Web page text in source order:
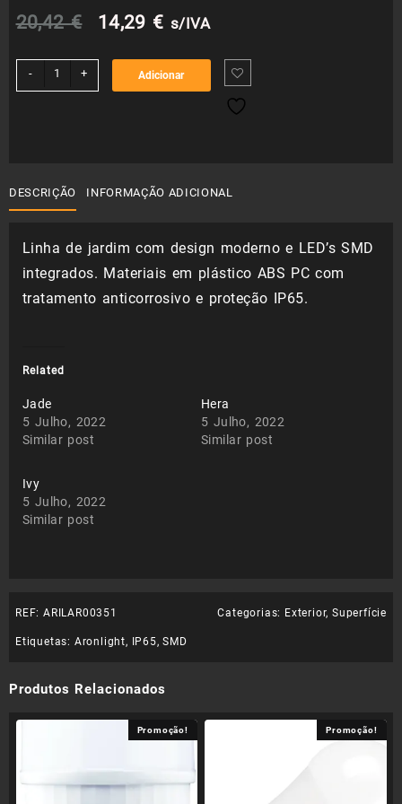
20,42€
O
preço
original
14,29 €O
preço
atual
s/IVA
-
Quantidade
+ Adicionar
DESCRIÇÃO INFORMAÇÃO ADICIONAL
Linha de jardim com design moderno e LED’s SMD
integrados. Materiais em plástico ABS PC com
tratamento anticorrosivo e proteção IP65.
Related
Jade
5 Julho, 2022
Similar post
Hera
5 Julho, 2022
Similar post
Ivy
5 Julho, 2022
Similar post
REF: ARILAR00351 Categorias: Exterior, Superfície
Etiquetas: Aronlight, IP65,SMD
Produtos Relacionados
Promoção! Promoção!